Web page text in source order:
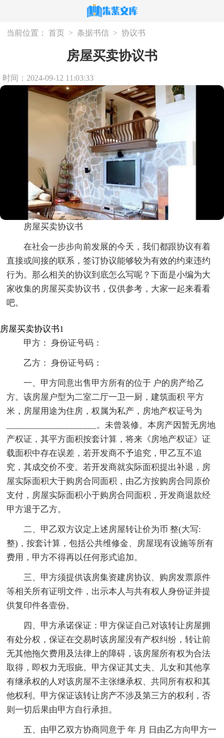
当前位置： 首页 > 条据书信 > 协议书
房屋买卖协议书
时间：2024-09-12 11:03:33
房屋买卖协议书
在社会一步步向前发展的今天，我们都跟协议有着
直接或间接的联系，签订协议能够较为有效的约束违约
行为。那么相关的协议到底怎么写呢？下面是小编为大
家收集的房屋买卖协议书，仅供参考，大家一起来看看
吧。
房屋买卖协议书1
甲方： 身份证号码：
乙方： 身份证号码：
一、甲方同意出售甲方所有的位于 户的房产给乙
方。该房屋户型为二室二厅一卫一厨，建筑面积 平方
米，房屋用途为住房，权属为私产，房地产权证号为
____________________。未曾装修。本房产因暂无房地
产权证，其平方面积按套计算，将来《房地产权证》证
载面积中存在误差，若开发商不予追究，甲乙互不追
究，其成交价不变。若开发商就实际面积提出补退，房
屋实际面积大于购房合同面积，由乙方按购房合同原价
支付，房屋实际面积小于购房合同面积，开发商退款经
甲方退于乙方。
二、甲乙双方议定上述房屋转让价为币 整(大写:
整)，按套计算，包括公共维修金、房屋现有设施等所有
费用，甲方不得再以任何形式追加。
三、甲方须提供该房集资建房协议、购房发票原件
等相关所有证明文件，出示本人与共有权人身份证并提
供复印件各壹份。
四、甲方承诺保证：甲方保证自己对该转让房屋拥
有处分权，保证在交易时该房屋没有产权纠纷，转让前
无其他拖欠费用及法律上的障碍，该房屋所有权为合法
取得，即权力无瑕疵。甲方保证其丈夫、儿女和其他享
有继承权的人对该房屋不主张继承权、共同所有权和其
他权利。甲方保证该转让房产不涉及第三方的权利，否
则一切后果由甲方自行承担。
五、由甲乙双方协商同意于 年 月 日由乙方向甲方一